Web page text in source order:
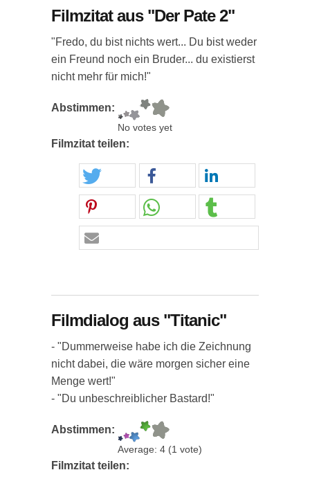
Filmzitat aus "Der Pate 2"
"Fredo, du bist nichts wert... Du bist weder
ein Freund noch ein Bruder... du existierst
nicht mehr für mich!"
Abstimmen:
No votes yet
Filmzitat teilen:
Filmdialog aus "Titanic"
- "Dummerweise habe ich die Zeichnung
nicht dabei, die wäre morgen sicher eine
Menge wert!"
- "Du unbeschreiblicher Bastard!"
Abstimmen:
Average: 4 (1 vote)
Filmzitat teilen: